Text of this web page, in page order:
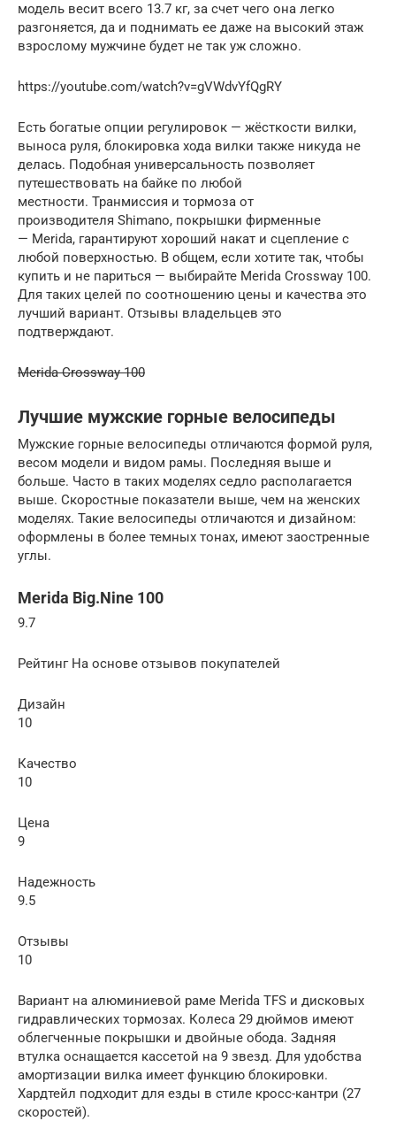
модель весит всего 13.7 кг, за счет чего она легко
разгоняется, да и поднимать ее даже на высокий этаж
взрослому мужчине будет не так уж сложно.
https://youtube.com/watch?v=gVWdvYfQgRY
Есть богатые опции регулировок — жёсткости вилки,
выноса руля, блокировка хода вилки также никуда не
делась. Подобная универсальность позволяет
путешествовать на байке по любой
местности. Транмиссия и тормоза от
производителя Shimano, покрышки фирменные
— Merida, гарантируют хороший накат и сцепление с
любой поверхностью. В общем, если хотите так, чтобы
купить и не париться — выбирайте Merida Crossway 100.
Для таких целей по соотношению цены и качества это
лучший вариант. Отзывы владельцев это
подтверждают.
Merida Crossway 100
Лучшие мужские горные велосипеды
Мужские горные велосипеды отличаются формой руля,
весом модели и видом рамы. Последняя выше и
больше. Часто в таких моделях седло располагается
выше. Скоростные показатели выше, чем на женских
моделях. Такие велосипеды отличаются и дизайном:
оформлены в более темных тонах, имеют заостренные
углы.
Merida Big.Nine 100
9.7
Рейтинг На основе отзывов покупателей
Дизайн
10
Качество
10
Цена
9
Надежность
9.5
Отзывы
10
Вариант на алюминиевой раме Merida TFS и дисковых
гидравлических тормозах. Колеса 29 дюймов имеют
облегченные покрышки и двойные обода. Задняя
втулка оснащается кассетой на 9 звезд. Для удобства
амортизации вилка имеет функцию блокировки.
Хардтейл подходит для езды в стиле кросс-кантри (27
скоростей).